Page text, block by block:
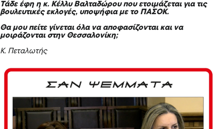
Τάδε έφη η κ. Κέλλυ Βαλταδώρου που ετοιμάζεται για τις
βουλευτικές εκλογές, υποψήφια με το ΠΑΣΟΚ.
Θα μου πείτε γίνεται όλα να αποφασίζονται και να
μοιράζονται στην Θεσσαλονίκη;
Κ. Πεταλωτής